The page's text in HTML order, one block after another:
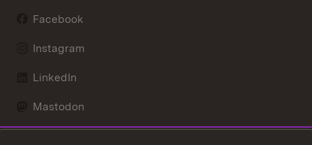
Facebook
Instagram
LinkedIn
Mastodon